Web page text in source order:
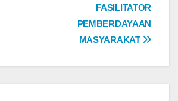
FASILITATOR
PEMBERDAYAAN
MASYARAKAT